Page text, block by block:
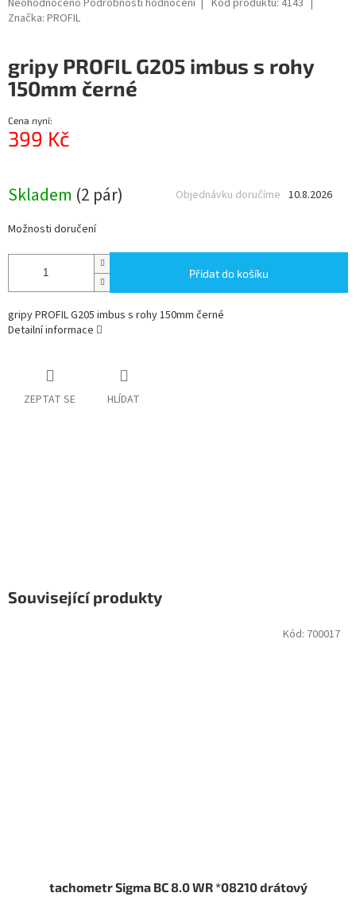
hodnocení
0,0
z
5
Neohodnoceno Podrobnosti hodnocení Kód produktu: 4143
Značka: PROFIL
gripy PROFIL G205 imbus s rohy
150mm černé
Cena nyní:
399 Kč
Skladem (2 pár) 10.8.2026
Objednávku doručíme
Možnosti doručení
Přidat do košíku
gripy PROFIL G205 imbus s rohy 150mm černé
Detailní informace
ZEPTAT SE HLÍDAT
Související produkty
tachometr Sigma BC 8.0 WR *08210 drátový
Kód: 700017